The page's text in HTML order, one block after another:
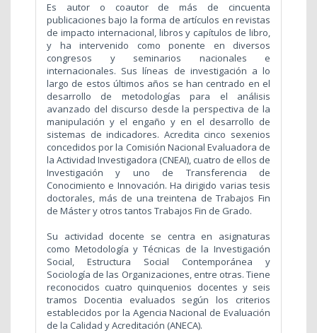
Es autor o coautor de más de cincuenta
publicaciones bajo la forma de artículos en revistas
de impacto internacional, libros y capítulos de libro,
y ha intervenido como ponente en diversos
congresos y seminarios nacionales e
internacionales. Sus líneas de investigación a lo
largo de estos últimos años se han centrado en el
desarrollo de metodologías para el análisis
avanzado del discurso desde la perspectiva de la
manipulación y el engaño y en el desarrollo de
sistemas de indicadores. Acredita cinco sexenios
concedidos por la Comisión Nacional Evaluadora de
la Actividad Investigadora (CNEAI), cuatro de ellos de
Investigación y uno de Transferencia de
Conocimiento e Innovación. Ha dirigido varias tesis
doctorales, más de una treintena de Trabajos Fin
de Máster y otros tantos Trabajos Fin de Grado.
Su actividad docente se centra en asignaturas
como Metodología y Técnicas de la Investigación
Social, Estructura Social Contemporánea y
Sociología de las Organizaciones, entre otras. Tiene
reconocidos cuatro quinquenios docentes y seis
tramos Docentia evaluados según los criterios
establecidos por la Agencia Nacional de Evaluación
de la Calidad y Acreditación (ANECA).